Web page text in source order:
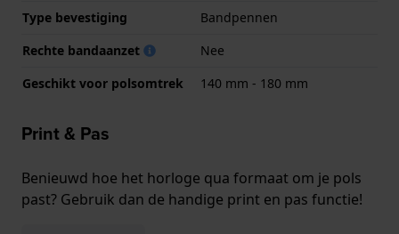
Type bevestiging
Bandpennen
Rechte bandaanzet
Nee
Geschikt voor polsomtrek
140 mm - 180 mm
Print & Pas
Benieuwd hoe het horloge qua formaat om je pols
past? Gebruik dan de handige print en pas functie!